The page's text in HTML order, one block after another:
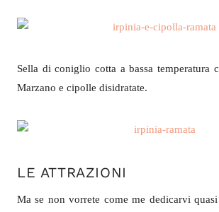
Sella di coniglio cotta a bassa temperatura
Marzano e cipolle disidratate.
LE ATTRAZIONI
Ma se non vorrete come me dedicarvi